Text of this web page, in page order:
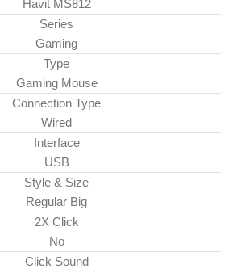
Havit MS812
Series
Gaming
Type
Gaming Mouse
Connection Type
Wired
Interface
USB
Style & Size
Regular Big
2X Click
No
Click Sound